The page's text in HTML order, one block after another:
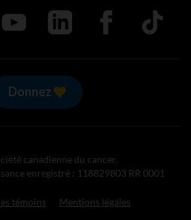
sur Instagram
Suivez nous sur Youtube
Suivez nous sur LinkedIn
Suivez nous sur
TikTok
Donnez
canadienne du cancer.
enregistré : 118829803 RR 0001
témoins Mentions légales